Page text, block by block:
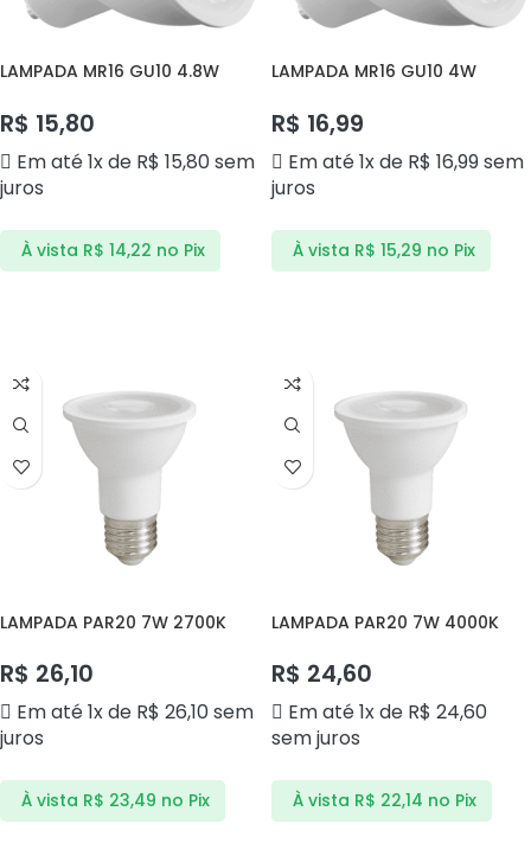
LAMPADA MR16 GU10 4.8W
R$ 15,80
Em até 1x de R$ 15,80sem
juros
À vista R$ 14,22 no Pix
LAMPADA MR16 GU10 4W
R$ 16,99
Em até 1x de R$ 16,99sem
juros
À vista R$ 15,29 no Pix
LAMPADA PAR20 7W 2700K
R$ 26,10
Em até 1x de R$ 26,10sem
juros
À vista R$ 23,49 no Pix
LAMPADA PAR20 7W 4000K
R$ 24,60
Em até 1x de R$ 24,60
sem juros
À vista R$ 22,14 no Pix